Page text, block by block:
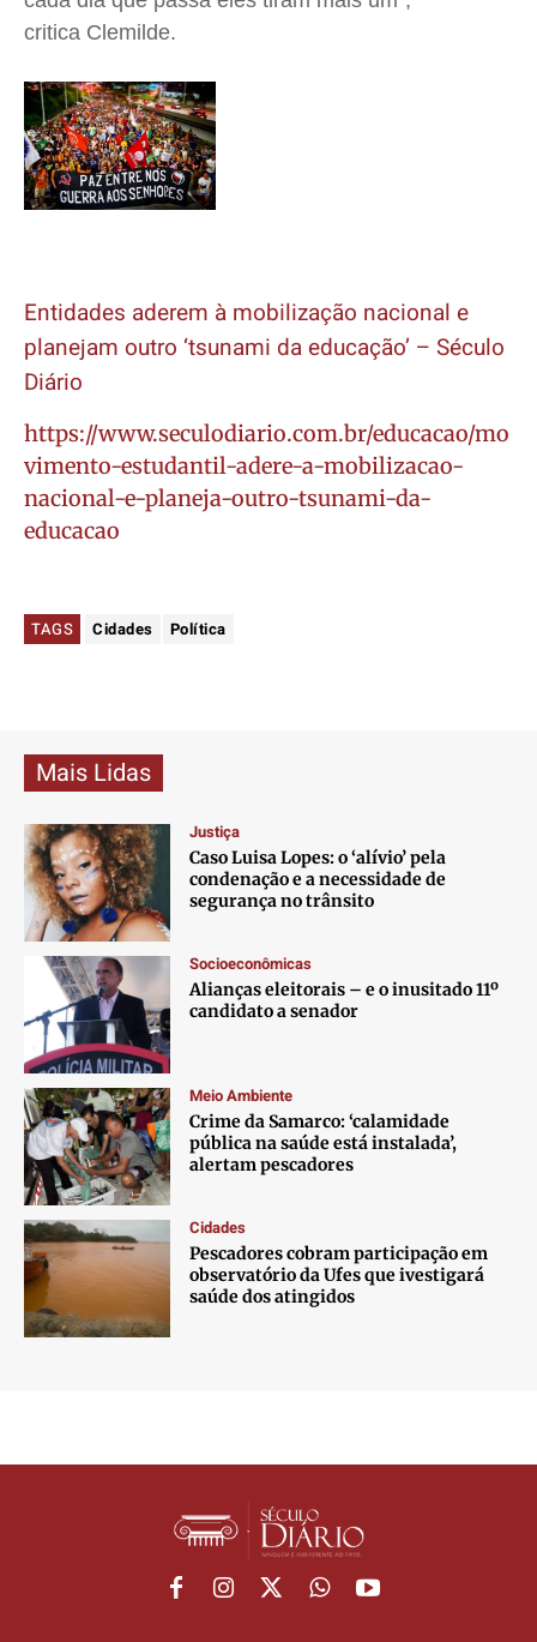
critica Clemilde.
Entidades aderem à mobilização nacional e
planejam outro ‘tsunami da educação’ – Século
Diário
https://www.seculodiario.com.br/educacao/mo
vimento-estudantil-adere-a-mobilizacao-
nacional-e-planeja-outro-tsunami-da-
educacao
TAGS Cidades Política
Mais Lidas
Justiça
Caso Luisa Lopes: o ‘alívio’ pela
condenação e a necessidade de
segurança no trânsito
Socioeconômicas
Alianças eleitorais – e o inusitado 11º
candidato a senador
Meio Ambiente
Crime da Samarco: ‘calamidade
pública na saúde está instalada’,
alertam pescadores
Cidades
Pescadores cobram participação em
observatório da Ufes que ivestigará
saúde dos atingidos